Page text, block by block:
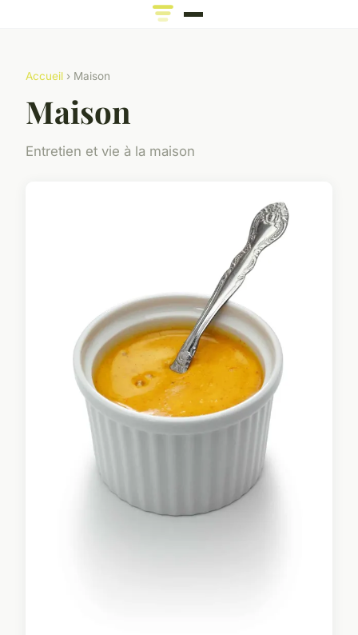
Accueil › Maison
Maison
Entretien et vie à la maison